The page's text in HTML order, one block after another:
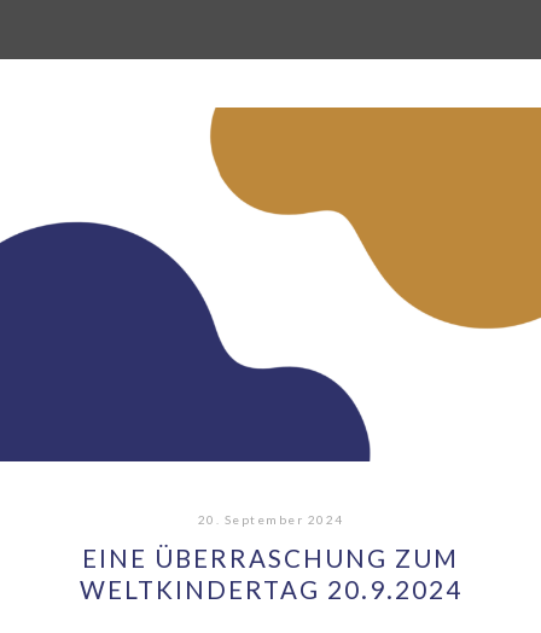
20. September 2024
EINE ÜBERRASCHUNG ZUM
WELTKINDERTAG 20.9.2024